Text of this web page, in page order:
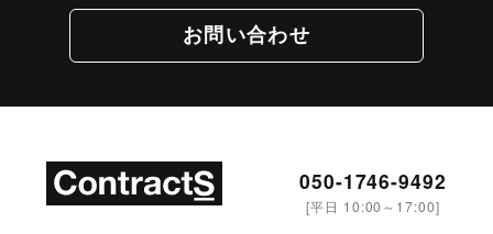
お問い合わせ
050-1746-9492
[平日 10:00～17:00]